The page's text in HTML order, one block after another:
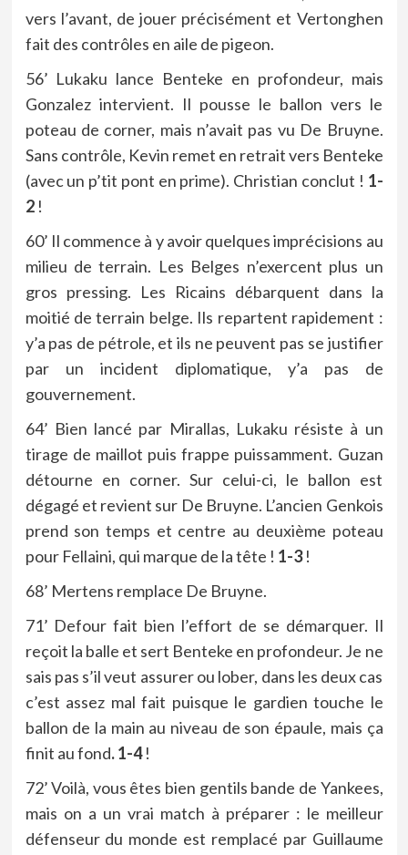
vers l’avant, de jouer précisément et Vertonghen
fait des contrôles en aile de pigeon.
56’ Lukaku lance Benteke en profondeur, mais
Gonzalez intervient. Il pousse le ballon vers le
poteau de corner, mais n’avait pas vu De Bruyne.
Sans contrôle, Kevin remet en retrait vers Benteke
(avec un p’tit pont en prime). Christian conclut ! 1-
2!
60’ Il commence à y avoir quelques imprécisions au
milieu de terrain. Les Belges n’exercent plus un
gros pressing. Les Ricains débarquent dans la
moitié de terrain belge. Ils repartent rapidement :
y’a pas de pétrole, et ils ne peuvent pas se justifier
par un incident diplomatique, y’a pas de
gouvernement.
64’ Bien lancé par Mirallas, Lukaku résiste à un
tirage de maillot puis frappe puissamment. Guzan
détourne en corner. Sur celui-ci, le ballon est
dégagé et revient sur De Bruyne. L’ancien Genkois
prend son temps et centre au deuxième poteau
pour Fellaini, qui marque de la tête ! 1-3!
68’ Mertens remplace De Bruyne.
71’ Defour fait bien l’effort de se démarquer. Il
reçoit la balle et sert Benteke en profondeur. Je ne
sais pas s’il veut assurer ou lober, dans les deux cas
c’est assez mal fait puisque le gardien touche le
ballon de la main au niveau de son épaule, mais ça
finit au fond. 1-4!
72’ Voilà, vous êtes bien gentils bande de Yankees,
mais on a un vrai match à préparer : le meilleur
défenseur du monde est remplacé par Guillaume